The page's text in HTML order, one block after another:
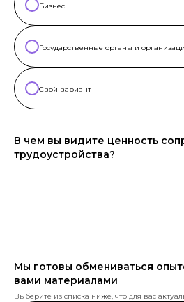
Бизнес
Государственные органы и
Свой вариант
В чем вы видите ценность
трудоустройства?
Мы готовы обмениваться
вами материалами
Выберите из списка ниже, что для вас